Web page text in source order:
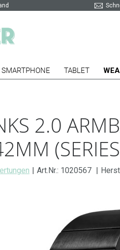
SMARTPHONE TABLET
2.0
| Art.Nr.: 1020567 |